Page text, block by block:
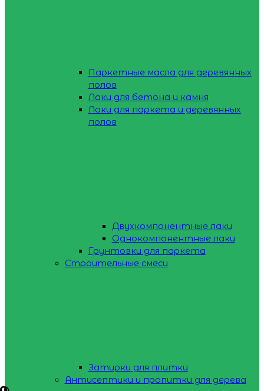
Паркетные масла для деревянных
полов
Лаки для бетона и камня
Лаки для паркета и деревянных
полов
Двухкомпонентные лаки
Однокомпонентные лаки
Грунтовки для паркета
Строительные смеси
Затирки для плитки
Антисептики и пропитки для дерева